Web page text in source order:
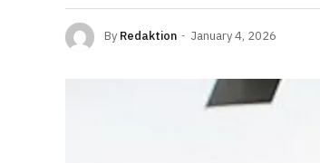
By Redaktion January 4, 2026